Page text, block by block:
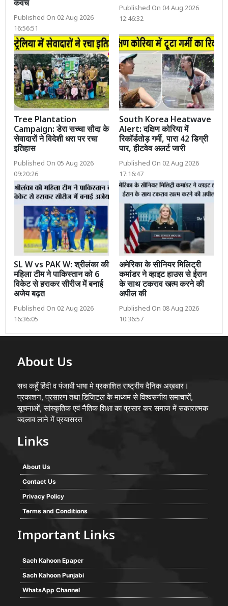
कवच
Published On 02 Aug 2026
16:56:51
Published On 04 Aug 2026
12:46:32
Tree Plantation
Campaign: डेरा सच्चा सौदा के
सेवादारों ने विदेशी धरा पर रचा
इतिहास
Published On 05 Aug 2026
09:20:26
South Korea Heatwave
Alert: दक्षिण कोरिया में
रिकॉर्डतोड़ गर्मी, पारा 42 डिग्री
पार, हीटवेव अलर्ट जारी
Published On 02 Aug 2026
17:16:47
SL W vs PAK W: श्रीलंका की
महिला टीम ने पाकिस्तान को 6
विकेट से हराकर सीरीज में बनाई
अजेय बढ़त
Published On 02 Aug 2026
16:36:05
अमेरिका के सीनियर मिलिट्री
कमांडर ने व्हाइट हाउस से ईरान
के साथ टकराव खत्म करने की
अपील की
Published On 08 Aug 2026
10:36:57
About Us
सच कहूँ हिंदी व पंजाबी भाषा मे प्रकाशित राष्ट्रीय दैनिक अख़बार।
प्रकाशन, प्रसारण तथा डिजिटल के माध्यम से विश्वसनीय समाचारों,
सूचनाओं, सांस्कृतिक एवं नैतिक शिक्षा का प्रसार कर समाज में सकारात्मक
बदलाव लाने में प्रयासरत
Links
About Us
Contact Us
Privacy Policy
Terms and Conditions
Important Links
Sach Kahoon Epaper
Sach Kahoon Punjabi
WhatsApp Channel